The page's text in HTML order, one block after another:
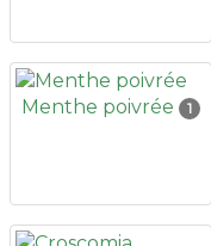
Menthe poivrée 1